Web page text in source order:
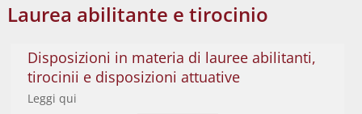
Laurea abilitante e tirocinio
Disposizioni in materia di lauree abilitanti,
tirocinii e disposizioni attuative
Leggi qui